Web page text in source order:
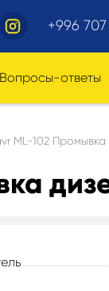
+996
Вопросы-ответы
ML-102 Промывка